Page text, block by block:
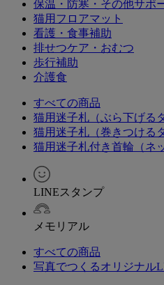
保温・防寒・その他サポ
猫用フロアマット
看護・食事補助
排せつケア・おむつ
歩行補助
介護食
すべての商品
猫用迷子札（ぶら下げる
猫用迷子札（巻きつける
猫用迷子札付き首輪（ネ
LINEスタンプ
メモリアル
すべての商品
写真でつくるオリジナル